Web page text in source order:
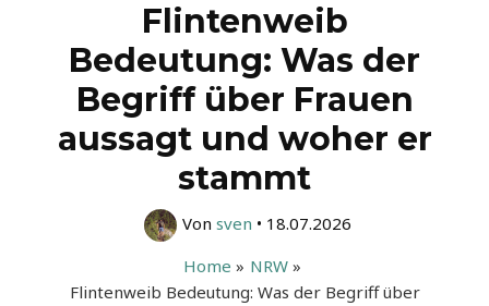
Flintenweib
Bedeutung: Was der
Begriff über Frauen
aussagt und woher er
stammt
Von sven • 18.07.2026
Home
NRW
Flintenweib Bedeutung: Was der Begriff über